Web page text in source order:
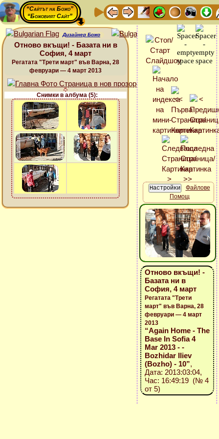
“Сайтът на Божо”
“Божовият Сайт”
Дизайнер Божо
Отново вкъщи! - Базата ни в
София, 4 март
Регатата "Трети март" във Варна, 28
февруари — 4 март 2013
Снимки в албума (5):
Файлове
Помощ
Отново вкъщи! -
Базата ни в
София, 4 март
Регатата "Трети
март" във Варна, 28
февруари — 4 март
2013
“Again Home - The
Base In Sofia 4
Mar 2013 - -
Bozhidar Iliev
(Bozho) - 10”,
Дата: 2013:03:04,
Час: 16:49:19 (№ 4
от 5)